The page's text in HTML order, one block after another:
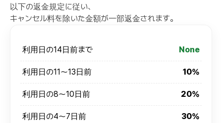
以下の返金規定に従い、
キャンセル料を除いた金額が一部返金されます。
利用日の14日前まで None
利用日の11～13日前 10%
利用日の8～10日前 20%
利用日の4～7日前 30%